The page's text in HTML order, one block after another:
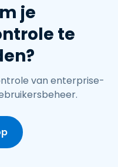
je
te
van enterprise-